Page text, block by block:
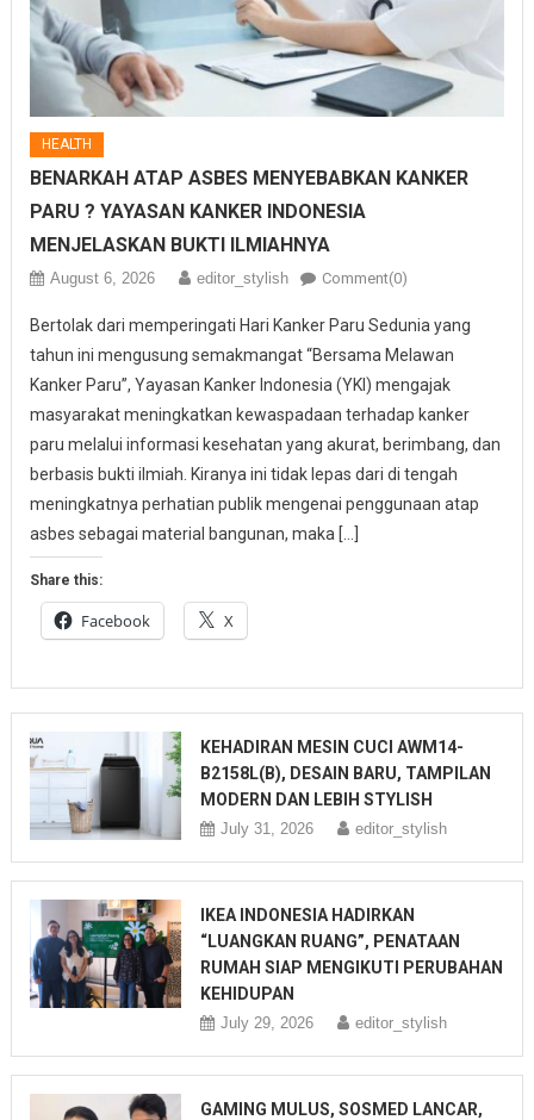
HEALTH
BENARKAH ATAP ASBES MENYEBABKAN KANKER
PARU ? YAYASAN KANKER INDONESIA
MENJELASKAN BUKTI ILMIAHNYA
August 6, 2026 editor_stylish Comment(0)
Bertolak dari memperingati Hari Kanker Paru Sedunia yang
tahun ini mengusung semakmangat “Bersama Melawan
Kanker Paru”, Yayasan Kanker Indonesia (YKI) mengajak
masyarakat meningkatkan kewaspadaan terhadap kanker
paru melalui informasi kesehatan yang akurat, berimbang, dan
berbasis bukti ilmiah. Kiranya ini tidak lepas dari di tengah
meningkatnya perhatian publik mengenai penggunaan atap
asbes sebagai material bangunan, maka […]
Share this:
Facebook X
KEHADIRAN MESIN CUCI AWM14-
B2158L(B), DESAIN BARU, TAMPILAN
MODERN DAN LEBIH STYLISH
July 31, 2026 editor_stylish
IKEA INDONESIA HADIRKAN
“LUANGKAN RUANG”, PENATAAN
RUMAH SIAP MENGIKUTI PERUBAHAN
KEHIDUPAN
July 29, 2026 editor_stylish
GAMING MULUS, SOSMED LANCAR,